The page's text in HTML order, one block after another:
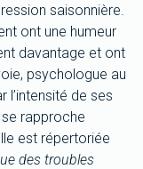
saisonnière.
ont une humeur
davantage et ont
psychologue au
l’intensité de ses
rapproche
est répertoriée
des troubles